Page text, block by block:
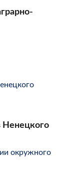
Ненецкого